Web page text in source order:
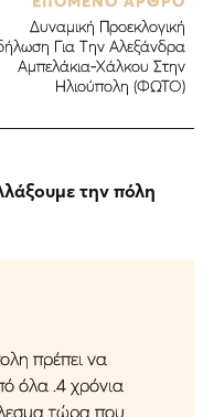
Δυναμική Προεκλογική
Για Την Αλεξάνδρα
Αμπελάκια-Χάλκου Στην
Ηλιούπολη (ΦΩΤΟ)
την πόλη
πρέπει να
όλα .4 χρόνια
τώρα που